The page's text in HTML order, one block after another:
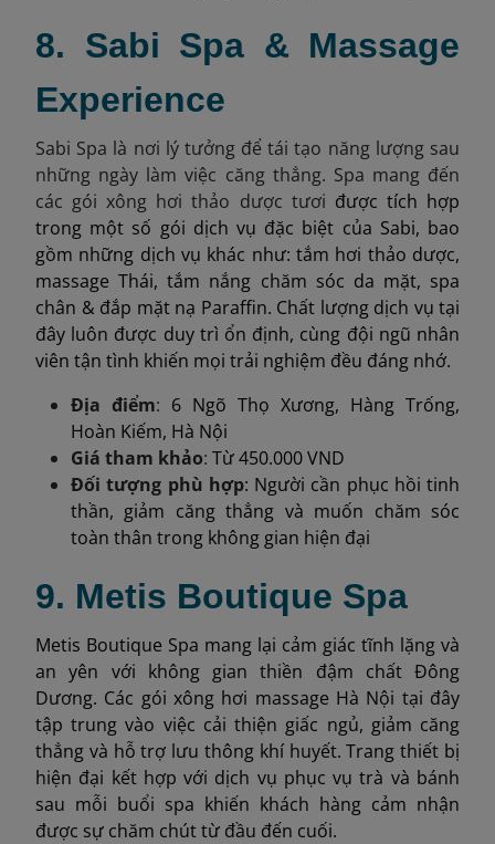
8. Sabi Spa & Massage
Experience
Sabi Spa là nơi lý tưởng để tái tạo năng lượng sau
những ngày làm việc căng thẳng. Spa mang đến
các gói xông hơi thảo dược tươi được tích hợp
trong một số gói dịch vụ đặc biệt của Sabi, bao
gồm những dịch vụ khác như: tắm hơi thảo dược,
massage Thái, tắm nắng chăm sóc da mặt, spa
chân & đắp mặt nạ Paraffin. Chất lượng dịch vụ tại
đây luôn được duy trì ổn định, cùng đội ngũ nhân
viên tận tình khiến mọi trải nghiệm đều đáng nhớ.
Địa điểm: 6 Ngõ Thọ Xương, Hàng Trống,
Hoàn Kiếm, Hà Nội
Giá tham khảo: Từ 450.000 VND
Đối tượng phù hợp: Người cần phục hồi tinh
thần, giảm căng thẳng và muốn chăm sóc
toàn thân trong không gian hiện đại
9. Metis Boutique Spa
Metis Boutique Spa mang lại cảm giác tĩnh lặng và
an yên với không gian thiền đậm chất Đông
Dương. Các gói xông hơi massage Hà Nội tại đây
tập trung vào việc cải thiện giấc ngủ, giảm căng
thẳng và hỗ trợ lưu thông khí huyết. Trang thiết bị
hiện đại kết hợp với dịch vụ phục vụ trà và bánh
sau mỗi buổi spa khiến khách hàng cảm nhận
được sự chăm chút từ đầu đến cuối.